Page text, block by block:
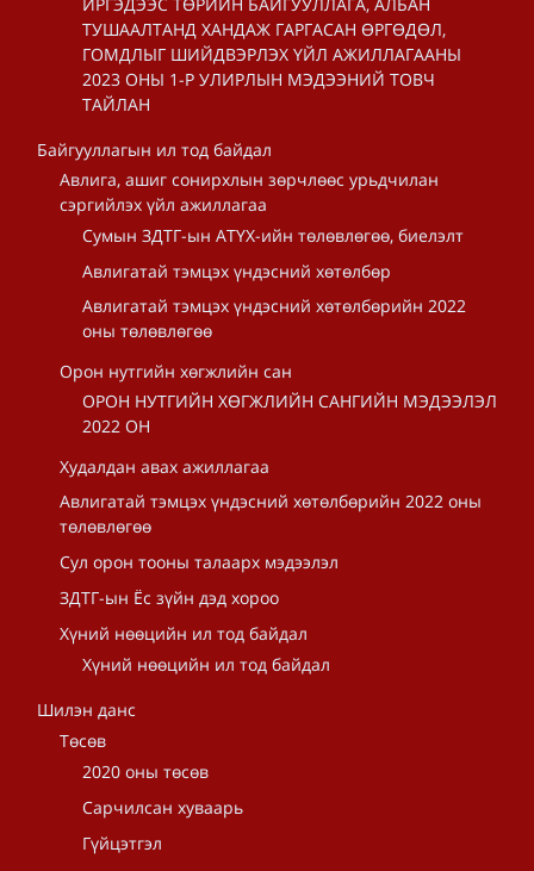
ТУШААЛТАНД ХАНДАЖ ГАРГАСАН ӨРГӨДӨЛ,
ГОМДЛЫГ ШИЙДВЭРЛЭХ ҮЙЛ АЖИЛЛАГААНЫ
2023 ОНЫ 1-Р УЛИРЛЫН МЭДЭЭНИЙ ТОВЧ
ТАЙЛАН
Байгууллагын ил тод байдал
Авлига, ашиг сонирхлын зөрчлөөс урьдчилан
сэргийлэх үйл ажиллагаа
Сумын ЗДТГ-ын АТҮХ-ийн төлөвлөгөө, биелэлт
Авлигатай тэмцэх үндэсний хөтөлбөр
Авлигатай тэмцэх үндэсний хөтөлбөрийн 2022
оны төлөвлөгөө
Орон нутгийн хөгжлийн сан
ОРОН НУТГИЙН ХӨГЖЛИЙН САНГИЙН МЭДЭЭЛЭЛ
2022 ОН
Худалдан авах ажиллагаа
Авлигатай тэмцэх үндэсний хөтөлбөрийн 2022 оны
төлөвлөгөө
Сул орон тооны талаарх мэдээлэл
ЗДТГ-ын Ёс зүйн дэд хороо
Хүний нөөцийн ил тод байдал
Хүний нөөцийн ил тод байдал
Шилэн данс
Төсөв
2020 оны төсөв
Сарчилсан хуваарь
Гүйцэтгэл